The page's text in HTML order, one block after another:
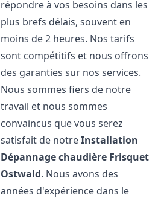
répondre à vos besoins dans les
plus brefs délais, souvent en
moins de 2 heures. Nos tarifs
sont compétitifs et nous offrons
des garanties sur nos services.
Nous sommes fiers de notre
travail et nous sommes
convaincus que vous serez
satisfait de notreInstallation
Dépannage chaudière Frisquet
Ostwald. Nous avons des
années d'expérience dans le